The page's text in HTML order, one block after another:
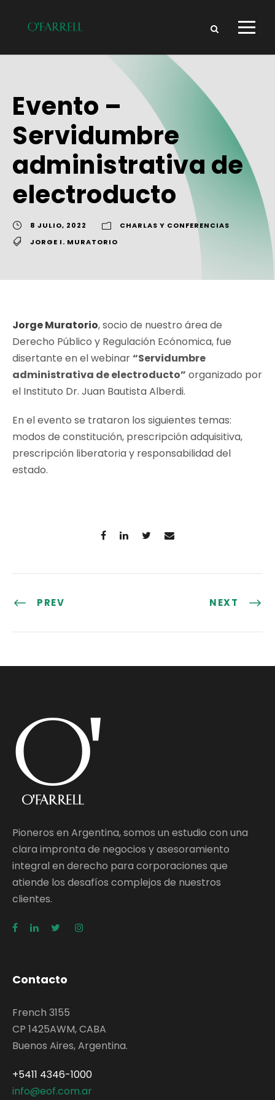
Evento –
Servidumbre
administrativa de
electroducto
8 JULIO, 2022
CHARLAS Y CONFERENCIAS
JORGE I. MURATORIO
Jorge Muratorio, socio de nuestro área de
Derecho Público y Regulación Ecónomica, fue
disertante en el webinar“Servidumbre
administrativa de electroducto” organizado por
el Instituto Dr. Juan Bautista Alberdi.
En el evento se trataron los siguientes temas:
modos de constitución, prescripción adquisitiva,
prescripción liberatoria y responsabilidad del
estado.
PREV NEXT
Pioneros en Argentina, somos un estudio con una
clara impronta de negocios y asesoramiento
integral en derecho para corporaciones que
atiende los desafíos complejos de nuestros
clientes.
Contacto
French 3155
CP 1425AWM, CABA
Buenos Aires, Argentina.
+5411 4346-1000
info@eof.com.ar